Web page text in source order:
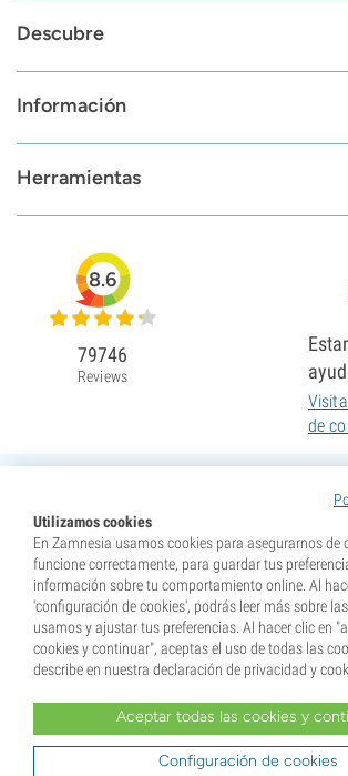
Descubre
Información
Herramientas
Utilizamos cookies
En Zamnesia usamos cookies para asegurarnos de
funcione correctamente, para guardar tus
información sobre tu comportamiento online. Al
'configuración de cookies', podrás leer más sobre
usamos y ajustar tus preferencias. Al hacer clic en
cookies y continuar", aceptas el uso de todas las
describe en nuestra declaración de privacidad y
Aceptar todas las cookies y
Configuración de cookies
8.6
79746
Reviews
de
* Nuestras semillas se venden como suvenires. La germinación de
tu lugar de residencia y que conoces las normativas locales. También
Zamnesia si actúas al margen de ellas.